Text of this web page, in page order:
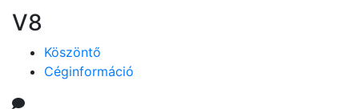
V8
Köszöntő
Céginformáció